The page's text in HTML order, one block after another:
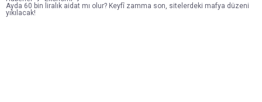
Ayda 60 bin liralık aidat mı olur? Keyfî zamma son, sitelerdeki mafya düzeni
yıkılacak!